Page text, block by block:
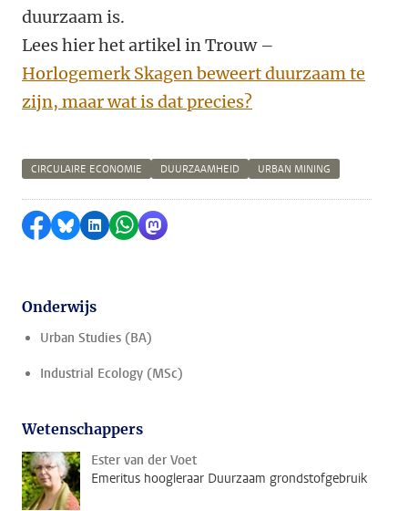
duurzaam is.
Lees hier het artikel in Trouw –
Horlogemerk Skagen beweert duurzaam te
zijn, maar wat is dat precies?
CIRCULAIRE ECONOMIE DUURZAAMHEID URBAN MINING
Delen op Facebook
Delen via Bluesky
Delen op LinkedIn
Delen via WhatsApp
Delen via Mastodon
Onderwijs
Urban Studies (BA)
Industrial Ecology (MSc)
Wetenschappers
Ester van der Voet
Emeritus hoogleraar Duurzaam grondstofgebruik